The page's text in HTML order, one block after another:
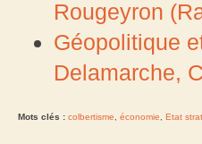
Rougeyron
Géopolitique
Delamarche,
Mots clés : colbertisme économie Etat